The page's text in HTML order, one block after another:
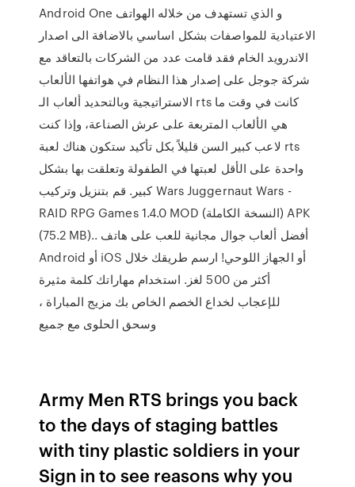
Android One و الذي تستهدف من خلاله الهواتف
الاعتيادية للمواصفات بشكل اساسي بالاضافة الى اصدار
الاندرويد الخام فقد قامت عدد من الشركات بالتعاقد مع
شركة جوجل على إصدار هذا النظام في هواتفها الألعاب
الاستراتيجية وبالتحديد ألعاب الـ rts كانت في وقت ما
هي الألعاب المتربعة على عرش الصناعة، وإذا كنت
لاعب كبير السن قليلاً بكل تأكيد ستكون هناك لعبة rts
واحدة على الأقل لعبتها في الطفولة وتعلقت بها بشكل
كبير. قم بتنزيل وتركيب Wars Juggernaut Wars -
RAID RPG Games 1.4.0 MOD (النسخة الكاملة) APK
(75.2 MB).. أفضل ألعاب جوال مجانية للعب على هاتف
Android أو iOS أو الجهاز اللوحي! ارسم طريقك خلال
أكثر من 500 لغز. استخدام مهاراتك كلمة مثيرة
للإعجاب لخداع الخصم الخاص بك مزيج المباراة ،
وسحق الحلوى مع جميع
Army Men RTS brings you back
to the days of staging battles
with tiny plastic soldiers in your
Sign in to see reasons why you